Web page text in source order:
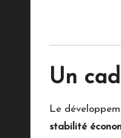
Un
Le
stabilité